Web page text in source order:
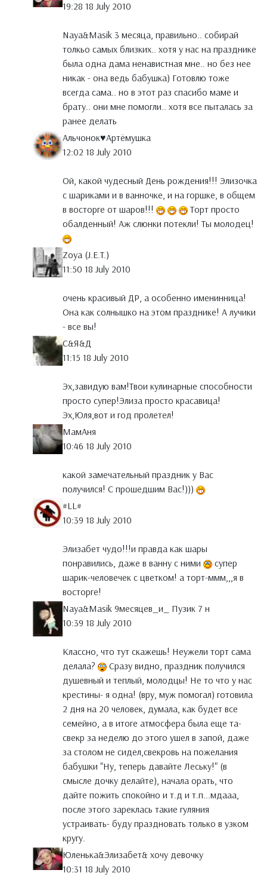
19:28 18 July 2010
Naya&Masik 3 месяца, правильно.. собирай
толкьо самых близких.. хотя у нас на празднике
была одна дама ненавистная мне.. но без нее
никак - она ведь бабушка) Готовлю тоже
всегда сама.. но в этот раз спасибо маме и
брату.. они мне помогли.. хотя все пыталась за
ранее делать
Альчонок♥Артёмушка
12:02 18 July 2010
Ой, какой чудесный День рождения!!! Элизочка
с шариками и в ванночке, и на горшке, в общем
в восторге от шаров!!!
Торт просто
обалденный! Аж слюнки потекли! Ты молодец!
Zoya (J.E.T.)
11:50 18 July 2010
очень красивый ДР, а особенно именинница!
Она как солнышко на этом празднике! А лучики
- все вы!
С&Я&Д
11:15 18 July 2010
Эх,завидую вам!Твои кулинарные способности
просто супер!Элиза просто красавица!
Эх,Юля,вот и год пролетел!
МамАня
10:46 18 July 2010
какой замечательный праздник у Вас
получился! С прошедшим Вас!)))
#LL#
10:39 18 July 2010
Элизабет чудо!!!и правда как шары
понравились, даже в ванну с ними
супер
шарик-человечек с цветком! а торт-ммм,,,я в
восторге!
Naya&Masik 9месяцев_и_ Пузик 7 н
10:39 18 July 2010
Классно, что тут скажешь! Неужели торт сама
делала?
Сразу видно, праздник получился
душевный и теплый, молодцы! Не то что у нас
крестины- я одна! (вру, муж помогал) готовила
2 дня на 20 человек, думала, как будет все
семейно, а в итоге атмосфера была еще та-
свекр за неделю до этого ушел в запой, даже
за столом не сидел,свекровь на пожелания
бабушки "Ну, теперь давайте Леську!" (в
смысле дочку делайте), начала орать, что
дайте пожить спокойно и т.д и т.п...мдааа,
после этого зареклась такие гуляния
устраивать- буду праздновать только в узком
кругу.
Юленька&Элизабет& хочу девочку
10:31 18 July 2010